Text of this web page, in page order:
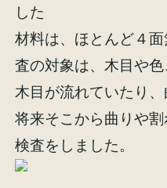
した
材料は、ほとんど４
査の対象は、木目や色
木目が流れていたり、
将来そこから曲りや
検査をしました。
リノベーション
施工事例